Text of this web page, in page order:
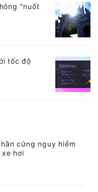
"nuốt
tốc độ
cứng nguy hiểm
hơi